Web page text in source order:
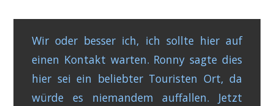
Wir oder besser ich, ich sollte hier auf
einen Kontakt warten. Ronny sagte dies
hier sei ein beliebter Touristen Ort, da
würde es niemandem auffallen. Jetzt